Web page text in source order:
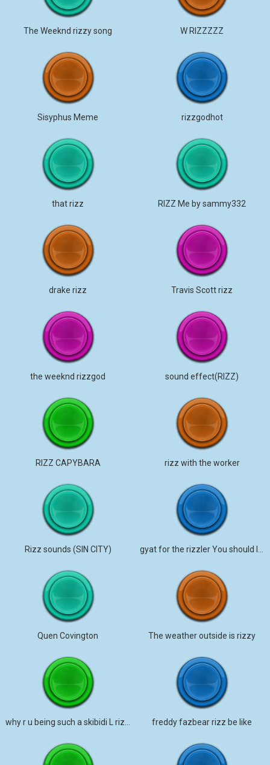
The Weeknd rizzy song W RIZZZZZ
Sisyphus Meme rizzgodhot
that rizz RIZZ Me by sammy332
drake rizz Travis Scott rizz
the weeknd rizzgod sound effect(RIZZ)
RIZZ CAPYBARA rizz with the worker
Rizz sounds (SIN CITY)
Quen Covington The weather outside is rizzy
freddy fazbear rizz be like